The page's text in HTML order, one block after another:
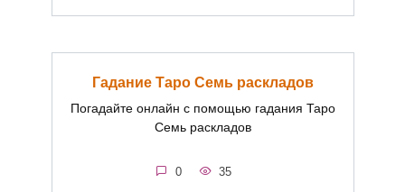
Гадание Таро Семь раскладов
Погадайте онлайн с помощью гадания Таро
Семь раскладов
0 35